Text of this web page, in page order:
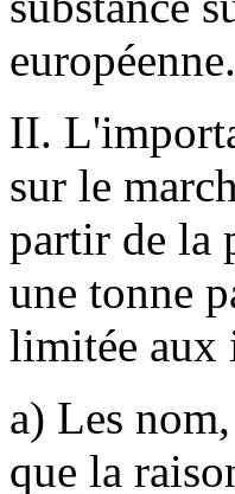
européenne.
II.
sur le
partir de la
une tonne
limitée aux
a) Les
que la